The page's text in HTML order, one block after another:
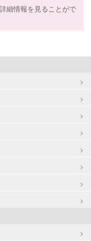
細情報を見ることがで